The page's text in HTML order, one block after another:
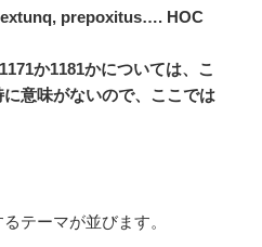
prepoxitus…. HOC
か1181かについては、こ
意味がないので、ここでは
テーマが並びます。